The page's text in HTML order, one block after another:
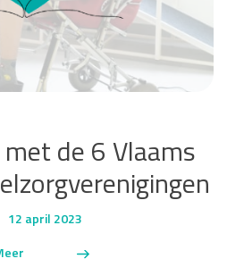
de 6 Vlaams
12 april 2023